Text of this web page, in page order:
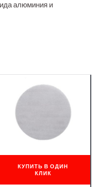
алюминия и
КУПИТЬ В ОДИН
КЛИК